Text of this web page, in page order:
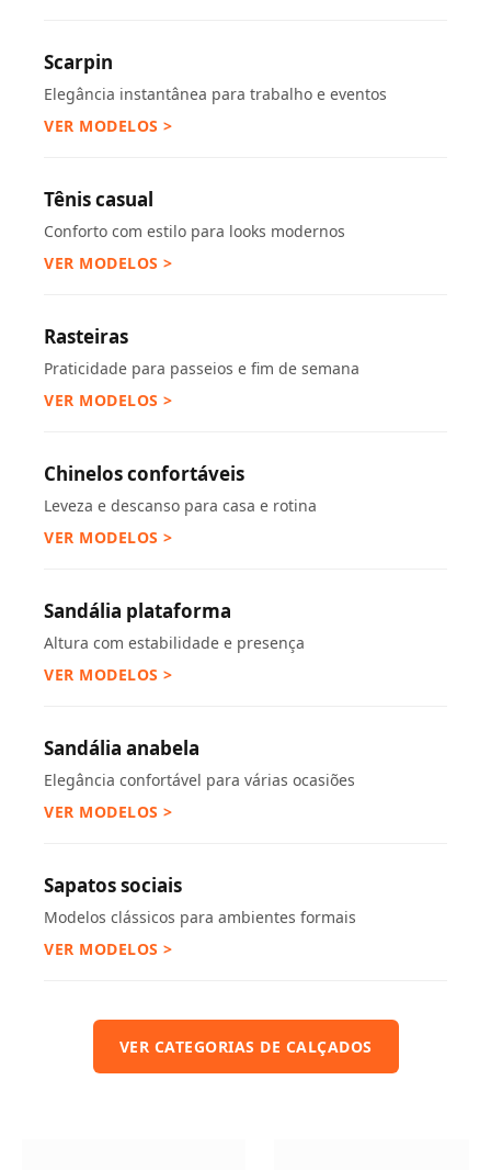
Scarpin
Elegância instantânea para trabalho e eventos
VER MODELOS >
Tênis casual
Conforto com estilo para looks modernos
VER MODELOS >
Rasteiras
Praticidade para passeios e fim de semana
VER MODELOS >
Chinelos confortáveis
Leveza e descanso para casa e rotina
VER MODELOS >
Sandália plataforma
Altura com estabilidade e presença
VER MODELOS >
Sandália anabela
Elegância confortável para várias ocasiões
VER MODELOS >
Sapatos sociais
Modelos clássicos para ambientes formais
VER MODELOS >
VER CATEGORIAS DE CALÇADOS